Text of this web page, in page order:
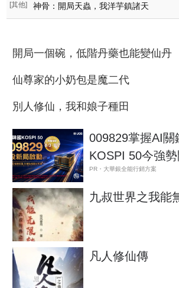
[其他] 神骨：開局天蟲，我洋芋鎮諸天
開局一個碗，低階丹藥也能變仙丹
仙尊家的小奶包是魔二代
別人修仙，我和娘子種田
009829掌握AI關
KOSPI 50今強
PR・大華銀全能行銷方案
九叔世界之我能
凡人修仙傳